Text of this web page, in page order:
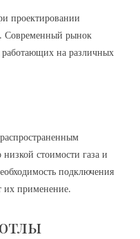
проектировании
Современный рынок
на различных
стоимости газа и
подключения
их применение.